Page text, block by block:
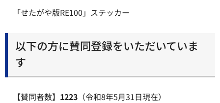
「せたがや版RE100」ステッカー
以下の方に賛同登録をいただいていま
す
【賛同者数】 1223 （令和8年5月31日現在）